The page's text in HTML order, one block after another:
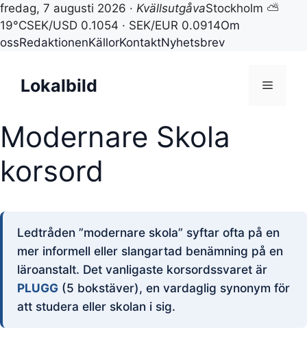
fredag, 7 augusti 2026 · KvällsutgåvaStockholm ⛅
19°CSEK/USD 0.1054 · SEK/EUR 0.0914Om
ossRedaktionenKällorKontaktNyhetsbrev
innehållLokalbild Meny
Modernare Skola
korsord
Ledtråden ”modernare skola” syftar ofta på en
mer informell eller slangartad benämning på en
läroanstalt. Det vanligaste korsordssvaret är
PLUGG(5 bokstäver), en vardaglig synonym för
att studera eller skolan i sig.